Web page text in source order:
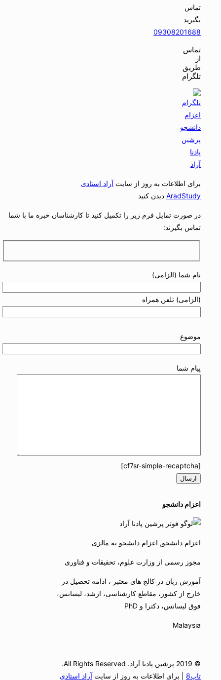
تماس
بگیرید
09308201688
تماس
طریق
تلگرام
برای اطلاعات به روز از سایتآراد استادی
AradStudyدیدن کنید
در صورت تمایل فرم زیر را تکمیل کنید تا کارشناسان خبره ما با شما
تماس بگیرند:
نام شما (الزامی)
(الزامی) تلفن همراه
موضوع
پیام شما
اعزام دانشجو
اعزام دانشجو, اعزام دانشجو به مالزی
مجوز رسمی از وزارت علوم، تحقیقات و فناوری
آموزش زبان در کالج های معتبر ، ادامه تحصیل در
خارج از کشور، مقاطع کارشناسی، ارشد، لیسانس،
فوق لیسانس، دکترا و PhD
Malaysia
© 2019 پرشین پادنا آراد. All Rights Reserved.
تاپ8 | برای اطلاعات به روز از سایتآراد استادی